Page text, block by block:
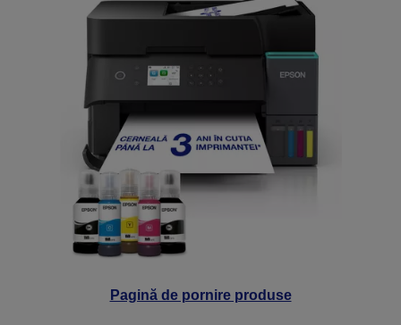
Pagină de pornire produse